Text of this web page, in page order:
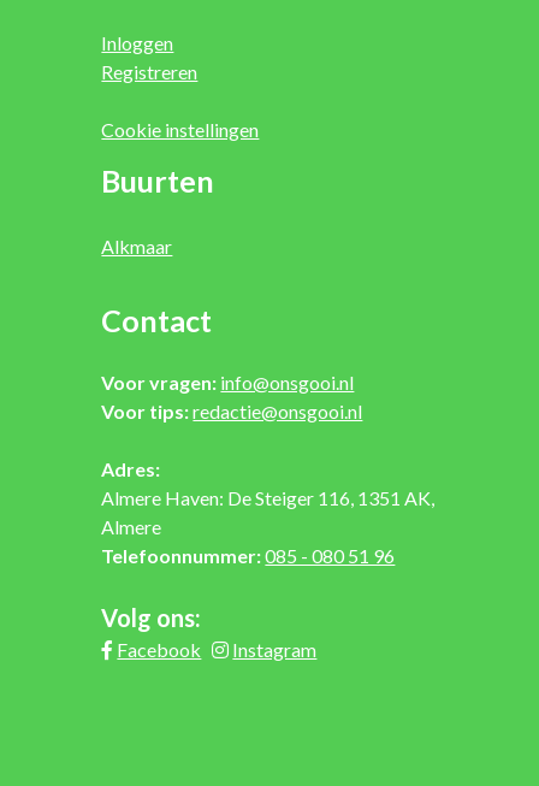
Inloggen
Registreren
Cookie instellingen
Buurten
Alkmaar
Contact
Voor vragen: info@onsgooi.nl
Voor tips:redactie@onsgooi.nl
Adres:
Almere Haven: De Steiger 116, 1351 AK,
Almere
Telefoonnummer:085 - 080 51 96
Volg ons:
Facebook Instagram